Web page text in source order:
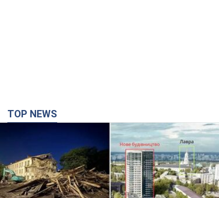
TOP NEWS